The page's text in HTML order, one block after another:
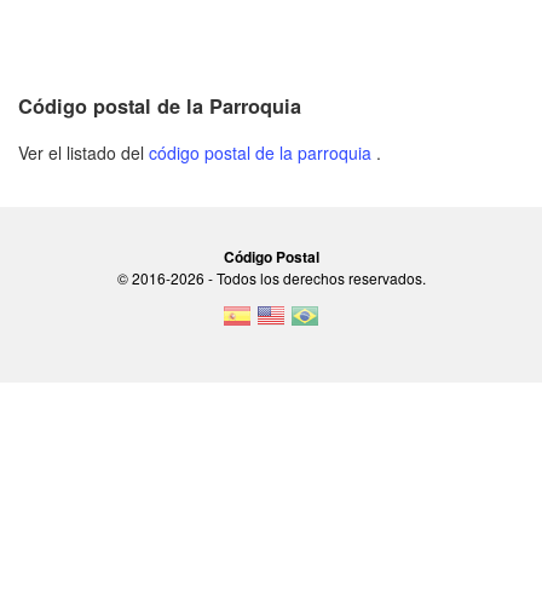
Código postal de la Parroquia
Ver el listado del código postal de la parroquia .
Código Postal
© 2016-2026 - Todos los derechos reservados.